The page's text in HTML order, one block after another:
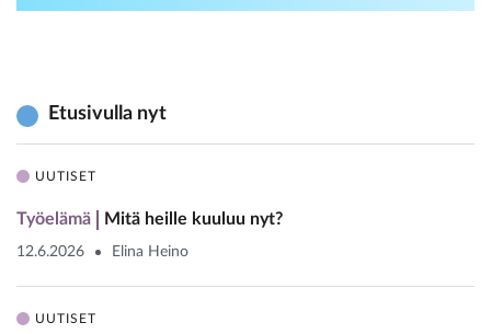
Etusivulla nyt
UUTISET
Työelämä Mitä heille kuuluu nyt?
12.6.2026 Elina Heino
UUTISET